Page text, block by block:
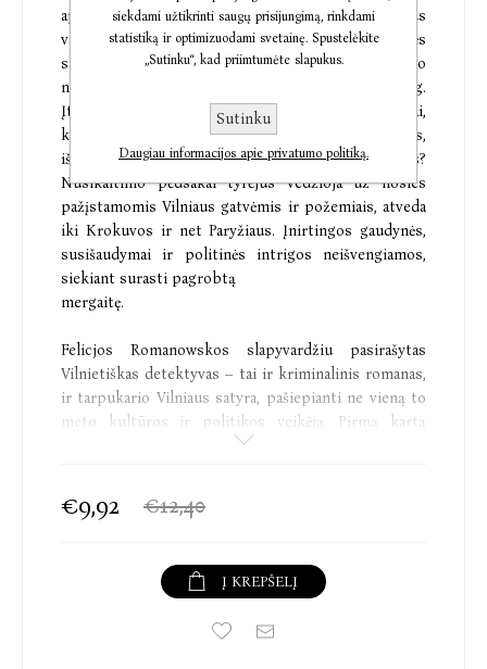
apskriejo žinia – Bernardinų sode pagrobta Vilniaus
vaivados dukrelė Agatka. Ryžtingai nusiteikęs
slaptosios policijos viršininkas Mańkowskis nieko
nelaukdamas imasi keblios bylos. Palaidų siūlų daug.
Įtariamųjų sąraše – mergaitės auklė, vietiniai banditai,
komunistai. Galimi motyvai – politinis šantažas,
išpirkos pinigai. O gal pagrobimas dėl meilės?
Nusikaltimo pėdsakai tyrėjus vedžioja už nosies
pažįstamomis Vilniaus gatvėmis ir požemiais, atveda
iki Krokuvos ir net Paryžiaus. Įnirtingos gaudynės,
susišaudymai ir politinės intrigos neišvengiamos,
siekiant surasti pagrobtą
mergaitę.
Felicjos Romanowskos slapyvardžiu pasirašytas
Vilnietiškas detektyvas – tai ir kriminalinis romanas,
ir tarpukario Vilniaus satyra, pašiepianti ne vieną to
meto kultūros ir politikos veikėją. Pirmą kartą
romanas dalimis buvo publikuotas 1933 metų
tokie patyrę literatūros vilkai kaip Józefas
Jerzy’is Wyszomirskis ir Walerianas Charkiewiczius.
žingsniu, mėginant geriau suprasti to meto Vilnių ir jo
€9,92 €12,40
Į KREPŠELĮ
siekdami užtikrinti saugų prisijungimą, rinkdami
statistiką ir optimizuodami svetainę. Spustelėkite
„Sutinku“, kad priimtumėte slapukus.
Sutinku
Daugiau informacijos apie privatumo politiką.